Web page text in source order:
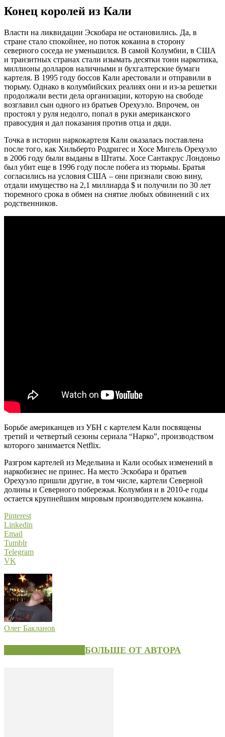
Конец королей из Кали
Власти на ликвидации Эскобара не остановились. Да, в
стране стало спокойнее, но поток кокаина в сторону
северного соседа не уменьшился. В самой Колумбии, в США
и транзитных странах стали изымать десятки тонн наркотика,
миллионы долларов наличными и бухгалтерские бумаги
картеля. В 1995 году боссов Кали арестовали и отправили в
тюрьму. Однако в колумбийских реалиях они и из-за решетки
продолжали вести дела организации, которую на свободе
возглавил сын одного из братьев Орехуэло. Впрочем, он
простоял у руля недолго, попал в руки американского
правосудия и дал показания против отца и дяди.
Точка в истории наркокартеля Кали оказалась поставлена
после того, как Хильберто Родригес и Хосе Мигель Орехуэло
в 2006 году были выданы в Штаты. Хосе Сантакрус Лондоньо
был убит еще в 1996 году после побега из тюрьмы. Братья
согласились на условия США – они признали свою вину,
отдали имущество на 2,1 миллиарда $ и получили по 30 лет
тюремного срока в обмен на снятие любых обвинений с их
родственников.
Борьбе американцев из УБН с картелем Кали посвящены
третий и четвертый сезоны сериала “Нарко”, производством
которого занимается Netflix.
Разгром картелей из Медельина и Кали особых изменений в
наркобизнес не принес. На место Эскобара и братьев
Орехуэло пришли другие, в том числе, картели Северной
долины и Северного побережья. Колумбия и в 2010-е годы
остается крупнейшим мировым производителем кокаина.
Pinterest
Linkedin
Email
Tumblr
Telegram
VK
Олег Бакланов
БОЛЬШЕ ОТ АВТОРА